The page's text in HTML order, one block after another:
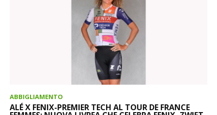
ABBIGLIAMENTO
ALÉ X FENIX-PREMIER TECH AL TOUR DE FRANCE